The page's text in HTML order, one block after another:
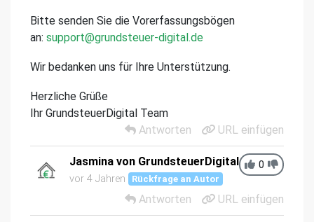
Bitte senden Sie die Vorerfassungsbögen
an: support@grundsteuer-digital.de
Wir bedanken uns für Ihre Unterstützung.
Herzliche Grüße
Ihr GrundsteuerDigital Team
Antworten
URL einfügen
0
Jasmina von GrundsteuerDigital
vor 4 Jahren Rückfrage an Autor
Antworten URL einfügen